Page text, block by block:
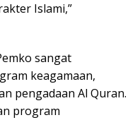
Islami,”
sangat
keagamaan,
pengadaan Al Quran.
program